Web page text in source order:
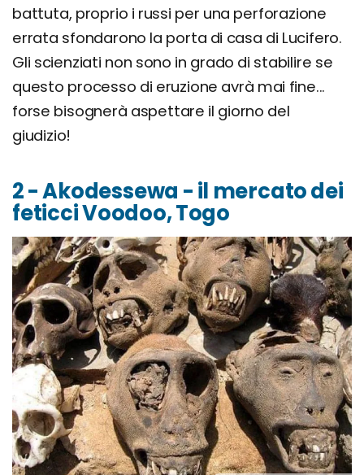
battuta, proprio i russi per una perforazione
errata sfondarono la porta di casa di Lucifero.
Gli scienziati non sono in grado di stabilire se
questo processo di eruzione avrà mai fine...
forse bisognerà aspettare il giorno del
giudizio!
2 - Akodessewa - il mercato dei
feticci Voodoo, Togo